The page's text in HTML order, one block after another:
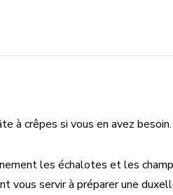
à crêpes si vous en avez besoin.
les échalotes et les
vous servir à préparer une